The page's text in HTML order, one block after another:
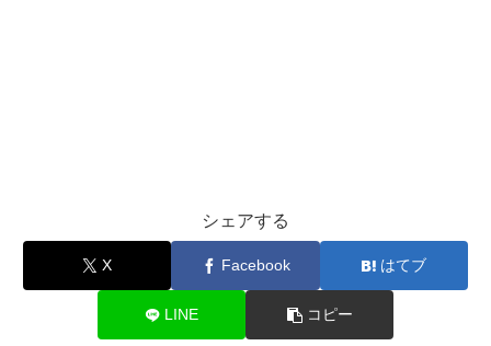
シェアする
X Facebook はてブ
LINE コピー